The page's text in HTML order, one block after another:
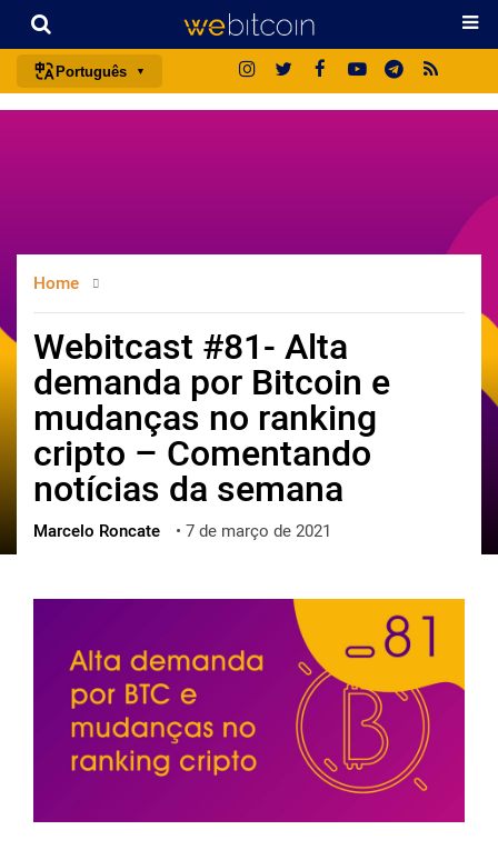
Português
italiano
deutsch
中文
русский
한국어
العربية
ไทย
ქართული
vietnamese
Home
Webitcast #81- Alta
demanda por Bitcoin e
mudanças no ranking
cripto – Comentando
notícias da semana
Marcelo Roncate • 7 de março de 2021